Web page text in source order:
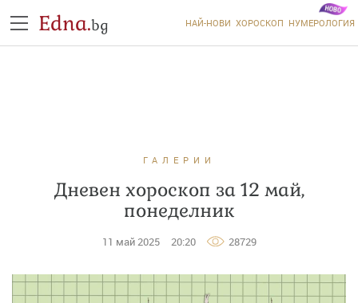
Edna.bg НАЙ-НОВИ ХОРОСКОП НУМЕРОЛОГИЯ
ГАЛЕРИИ
Дневен хороскоп за 12 май,
понеделник
11 май 2025 20:20 28729